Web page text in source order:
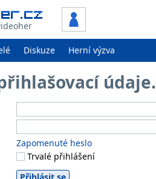
Diskuze Herní výzva
Zapomenuté heslo
Trvalé přihlášení